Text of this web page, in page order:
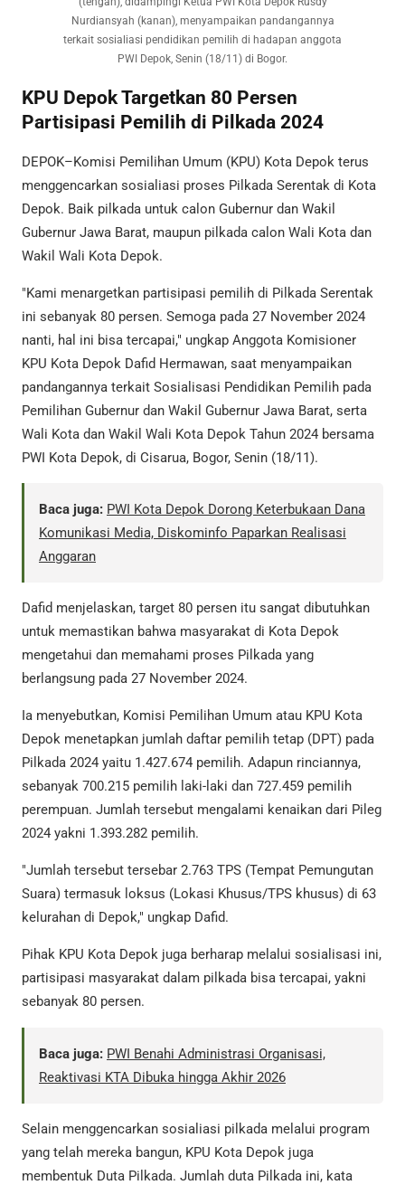
Nurdiansyah (kanan), menyampaikan pandangannya
terkait sosialiasi pendidikan pemilih di hadapan anggota
PWI Depok, Senin (18/11) di Bogor.
KPU Depok Targetkan 80 Persen
Partisipasi Pemilih di Pilkada 2024
DEPOK–Komisi Pemilihan Umum (KPU) Kota Depok terus
menggencarkan sosialiasi proses Pilkada Serentak di Kota
Depok. Baik pilkada untuk calon Gubernur dan Wakil
Gubernur Jawa Barat, maupun pilkada calon Wali Kota dan
Wakil Wali Kota Depok.
"Kami menargetkan partisipasi pemilih di Pilkada Serentak
ini sebanyak 80 persen. Semoga pada 27 November 2024
nanti, hal ini bisa tercapai," ungkap Anggota Komisioner
KPU Kota Depok Dafid Hermawan, saat menyampaikan
pandangannya terkait Sosialisasi Pendidikan Pemilih pada
Pemilihan Gubernur dan Wakil Gubernur Jawa Barat, serta
Wali Kota dan Wakil Wali Kota Depok Tahun 2024 bersama
PWI Kota Depok, di Cisarua, Bogor, Senin (18/11).
Baca juga: PWI Kota Depok Dorong Keterbukaan Dana
Komunikasi Media, Diskominfo Paparkan Realisasi
Anggaran
Dafid menjelaskan, target 80 persen itu sangat dibutuhkan
untuk memastikan bahwa masyarakat di Kota Depok
mengetahui dan memahami proses Pilkada yang
berlangsung pada 27 November 2024.
Ia menyebutkan, Komisi Pemilihan Umum atau KPU Kota
Depok menetapkan jumlah daftar pemilih tetap (DPT) pada
Pilkada 2024 yaitu 1.427.674 pemilih. Adapun rinciannya,
sebanyak 700.215 pemilih laki-laki dan 727.459 pemilih
perempuan. Jumlah tersebut mengalami kenaikan dari Pileg
2024 yakni 1.393.282 pemilih.
"Jumlah tersebut tersebar 2.763 TPS (Tempat Pemungutan
Suara) termasuk loksus (Lokasi Khusus/TPS khusus) di 63
kelurahan di Depok," ungkap Dafid.
Pihak KPU Kota Depok juga berharap melalui sosialisasi ini,
partisipasi masyarakat dalam pilkada bisa tercapai, yakni
sebanyak 80 persen.
Baca juga: PWI Benahi Administrasi Organisasi,
Reaktivasi KTA Dibuka hingga Akhir 2026
Selain menggencarkan sosialiasi pilkada melalui program
yang telah mereka bangun, KPU Kota Depok juga
membentuk Duta Pilkada. Jumlah duta Pilkada ini, kata